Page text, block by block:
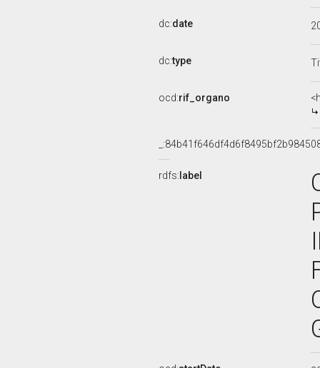
dc:date
dc:type
ocd:rif_organo
rdfs: label